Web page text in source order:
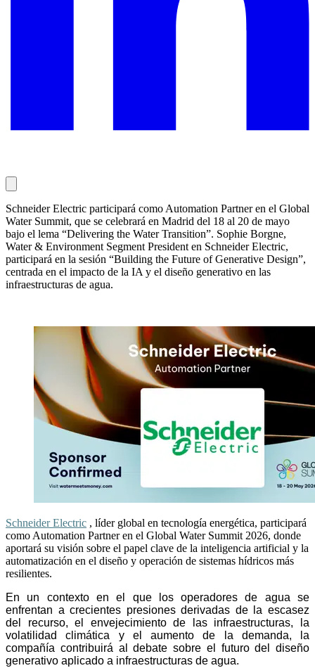
Schneider Electric participará como Automation Partner en el Global
Water Summit, que se celebrará en Madrid del 18 al 20 de mayo
bajo el lema “Delivering the Water Transition”. Sophie Borgne,
Water & Environment Segment President en Schneider Electric,
participará en la sesión “Building the Future of Generative Design”,
centrada en el impacto de la IA y el diseño generativo en las
infraestructuras de agua.
Schneider Electric , líder global en tecnología energética, participará
como Automation Partner en el Global Water Summit 2026, donde
aportará su visión sobre el papel clave de la inteligencia artificial y la
automatización en el diseño y operación de sistemas hídricos más
resilientes.
En un contexto en el que los operadores de agua se
enfrentan a crecientes presiones derivadas de la escasez
del recurso, el envejecimiento de las infraestructuras, la
volatilidad climática y el aumento de la demanda, la
compañía contribuirá al debate sobre el futuro del diseño
generativo aplicado a infraestructuras de agua.